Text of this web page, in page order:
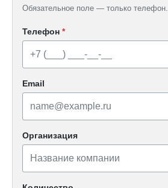
Обязательное поле — только телефон.
Телефон *
Email
Организация